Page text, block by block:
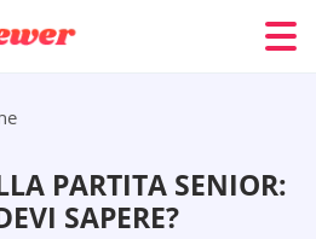
PARTITA SENIOR:
SAPERE?